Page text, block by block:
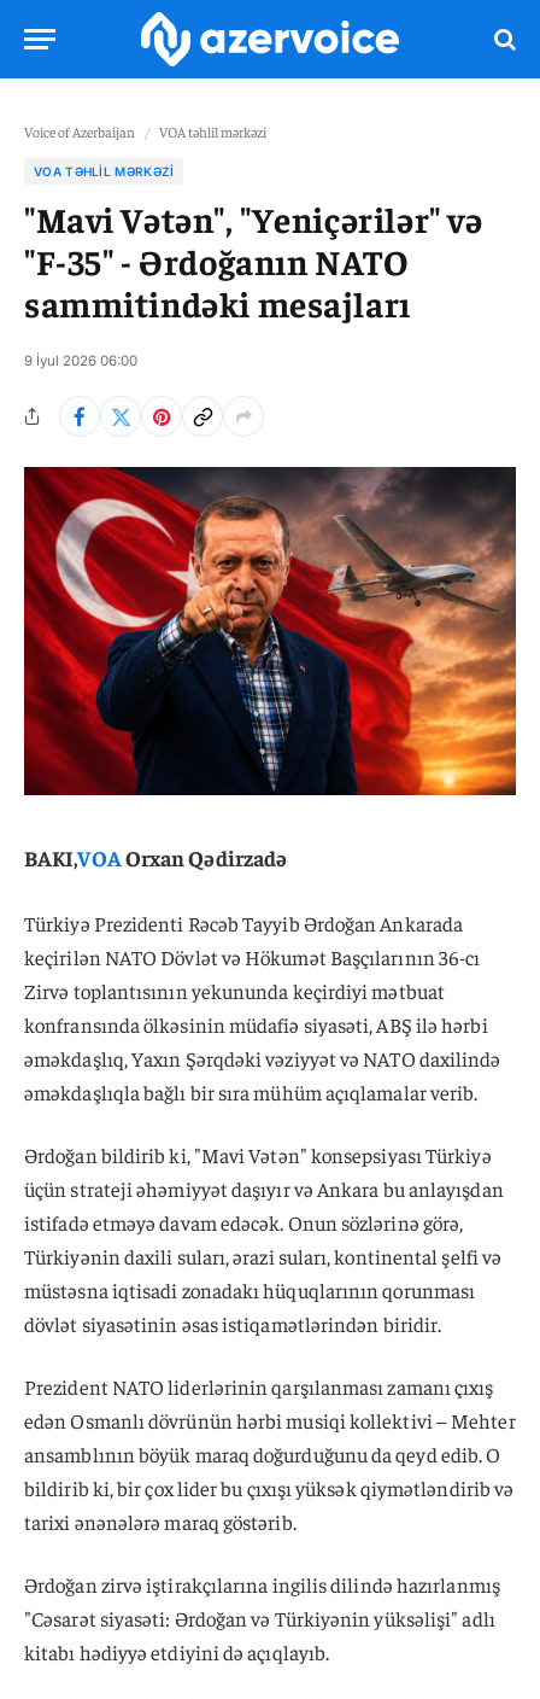
Voice of Azerbaijan / VOA təhlil mərkəzi
VOA TƏHLIL MƏRKƏZI
"Mavi Vətən", "Yeniçərilər" və
"F-35" - Ərdoğanın NATO
sammitindəki mesajları
9 İyul 2026 06:00
BAKI,VOAOrxan Qədirzadə
Türkiyə Prezidenti Rəcəb Tayyib Ərdoğan Ankarada
keçirilən NATO Dövlət və Hökumət Başçılarının 36-cı
Zirvə toplantısının yekununda keçirdiyi mətbuat
konfransında ölkəsinin müdafiə siyasəti, ABŞ ilə hərbi
əməkdaşlıq, Yaxın Şərqdəki vəziyyət və NATO daxilində
əməkdaşlıqla bağlı bir sıra mühüm açıqlamalar verib.
Ərdoğan bildirib ki, "Mavi Vətən" konsepsiyası Türkiyə
üçün strateji əhəmiyyət daşıyır və Ankara bu anlayışdan
istifadə etməyə davam edəcək. Onun sözlərinə görə,
Türkiyənin daxili suları, ərazi suları, kontinental şelfi və
müstəsna iqtisadi zonadakı hüquqlarının qorunması
dövlət siyasətinin əsas istiqamətlərindən biridir.
Prezident NATO liderlərinin qarşılanması zamanı çıxış
edən Osmanlı dövrünün hərbi musiqi kollektivi – Mehter
ansamblının böyük maraq doğurduğunu da qeyd edib. O
bildirib ki, bir çox lider bu çıxışı yüksək qiymətləndirib və
tarixi ənənələrə maraq göstərib.
Ərdoğan zirvə iştirakçılarına ingilis dilində hazırlanmış
"Cəsarət siyasəti: Ərdoğan və Türkiyənin yüksəlişi" adlı
kitabı hədiyyə etdiyini də açıqlayıb.